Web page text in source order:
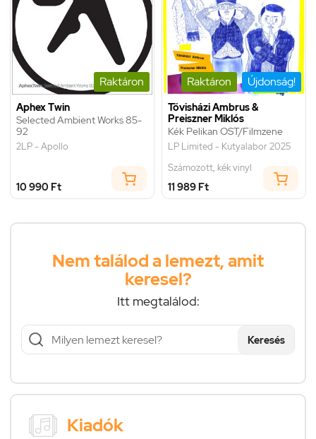
Raktáron
Aphex Twin
Selected Ambient Works 85-
92
2LP - Apollo
10 990 Ft
Raktáron Újdonság!
Tövisházi Ambrus &
Preiszner Miklós
Kék Pelikan OST/Filmzene
LP Limited - Kutyalabor 2025
Számozott, kék vinyl
11 989 Ft
Nem találod a lemezt, amit
keresel?
Itt megtalálod:
Keresés
Kiadók